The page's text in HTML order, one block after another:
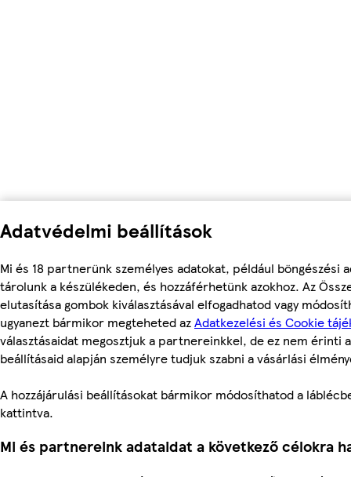
Adatvédelmi beállítások
Mi és 18 partnerünk személyes adatokat, például böngészési
tárolunk a készülékeden, és hozzáférhetünk azokhoz. Az
elutasítása gombok kiválasztásával elfogadhatod vagy
ugyanezt bármikor megteheted azAdatkezelési és Cookie
választásaidat megosztjuk a partnereinkkel, de ez nem érinti
beállításaid alapján személyre tudjuk szabni a vásárlási
A hozzájárulási beállításokat bármikor módosíthatod a
kattintva.
Mi és partnereink adataidat a következő célokra